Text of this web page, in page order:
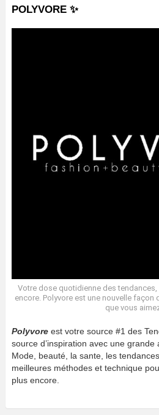
POLYVORE ✨
Votre dose quotidienne des
encore. Polyvore est une nouvelle façon
que vous
Polyvore est votre source #1 des
source d’inspiration avec une
Mode, beauté, la sante, les
meilleures méthodes et technique
plus encore.